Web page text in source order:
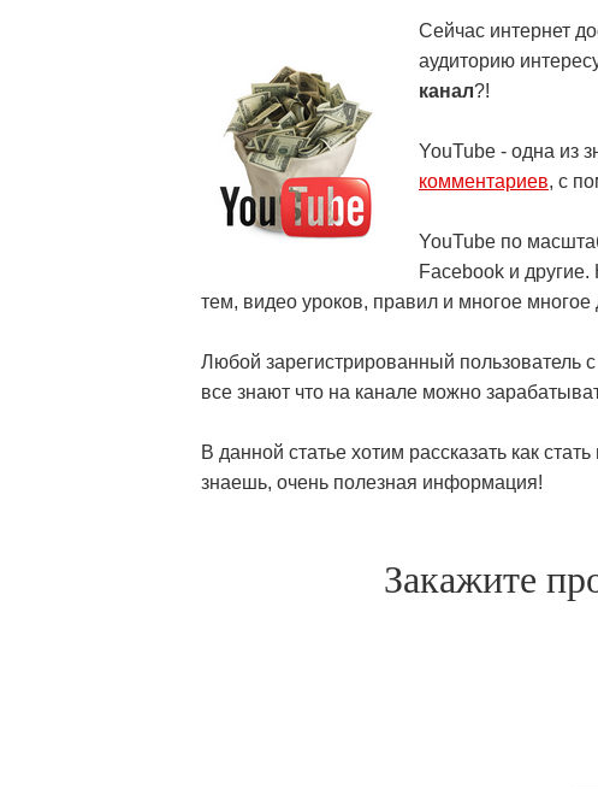
Сейчас интернет
аудиторию
канал?!
YouTube - одна из
комментариев, с
YouTube по
Facebook и
тем, видео уроков, правил и многое многое
Любой зарегистрированный пользователь с
все знают что на канале можно
В данной статье хотим рассказать как
знаешь, очень полезная информация!
Закажите